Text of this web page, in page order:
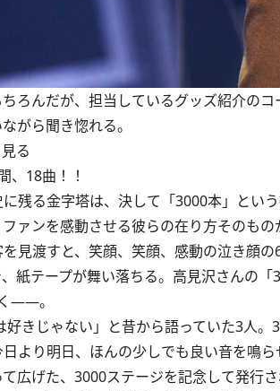
ろんだが、担当しているグッズ紹介の
がら聞き惚れる。
る
、18曲！！
残る金字塔は、決して「3000本」とい
ァンを感動させる彼らの在り方そのもの
見渡すと、笑顔、笑顔、感動の泣き顔
、紙テープが舞い落ちる。高見沢さんの
――。
好きじゃない」と昔から語っていた3人
日より明日、ほんの少しでも良い音を鳴ら
広げた、3000ステージを記念して発行